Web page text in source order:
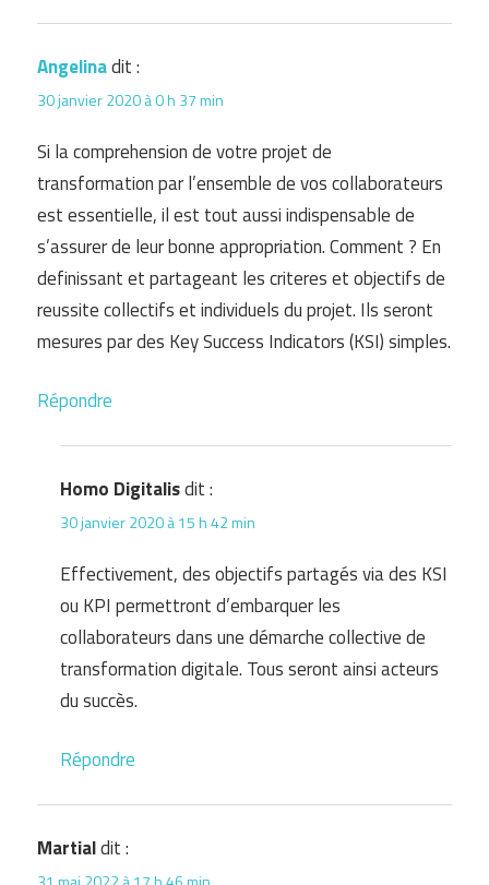
Angelinadit :
30 janvier 2020 à 0 h 37 min
Si la comprehension de votre projet de
transformation par l’ensemble de vos collaborateurs
est essentielle, il est tout aussi indispensable de
s’assurer de leur bonne appropriation. Comment ? En
definissant et partageant les criteres et objectifs de
reussite collectifs et individuels du projet. Ils seront
mesures par des Key Success Indicators (KSI) simples.
Répondre
Homo Digitalisdit :
30 janvier 2020 à 15 h 42 min
Effectivement, des objectifs partagés via des KSI
ou KPI permettront d’embarquer les
collaborateurs dans une démarche collective de
transformation digitale. Tous seront ainsi acteurs
du succès.
Répondre
Martialdit :